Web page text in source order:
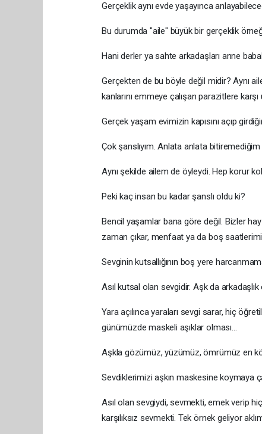
Gerçeklik aynı evde yaşayınca
Bu durumda "aile" büyük bir gerçeklik
Hani derler ya sahte arkadaşları anne
Gerçekten de bu böyle değil midir? Aynı
kanlarını emmeye çalışan parazitlere karşı
Gerçek yaşam evimizin kapısını açıp
Çok şanslıyım. Anlata anlata
Aynı şekilde ailem de öyleydi. Hep korur
Peki kaç insan bu kadar şanslı oldu ki?
Bencil yaşamlar bana göre değil. Bizler
zaman çıkar, menfaat ya da boş
Sevginin kutsallığının boş yere
Asıl kutsal olan sevgidir. Aşk da
Yara açılınca yaraları sevgi sarar, hiç
günümüzde maskeli aşıklar olması...
Aşkla gözümüz, yüzümüz, ömrümüz en
Sevdiklerimizi aşkın maskesine koymaya
Asıl olan sevgiydi, sevmekti, emek verip
karşılıksız sevmekti. Tek örnek geliyor